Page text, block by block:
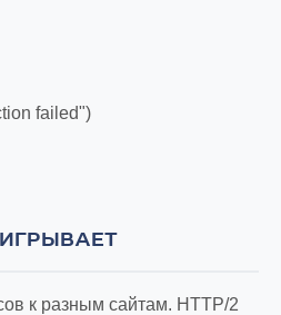
failed")
к разным сайтам. HTTP/2